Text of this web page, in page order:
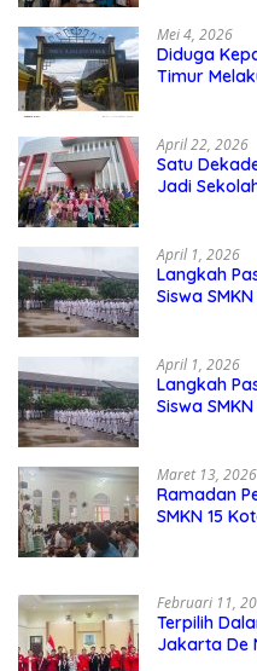
Mei 4, 2026
Diduga
Timur
April 22, 2026
Satu
Jadi
April 1, 2026
Langkah
Siswa
April 1, 2026
Langkah
Siswa
Maret 13, 2026
Ramadan
SMKN 15
Februari 11,
Terpilih
Jakarta De